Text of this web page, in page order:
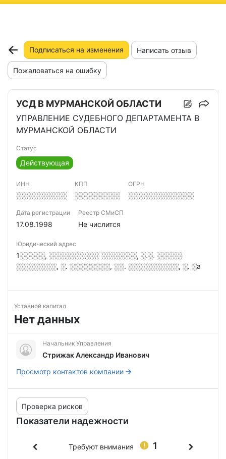
Подписаться на изменения Написать отзыв
Пожаловаться на ошибку
УСД В МУРМАНСКОЙ ОБЛАСТИ
УПРАВЛЕНИЕ СУДЕБНОГО ДЕПАРТАМЕНТА В
МУРМАНСКОЙ ОБЛАСТИ
Статус
Действующая
ИНН
░░░░░░░░░░
КПП
░░░░░░░░░
ОГРН
░░░░░░░░░░░░░
Дата регистрации
17.08.1998
Реестр СМиСП
Не числится
Юридический адрес
1░░░░░, ░░░░░░░░░░ ░░░░░░░, ░.░. ░░░░░
░░░░░░░░, ░. ░░░░░░░░, ░░. ░░░░░░░░░░, ░. ░а
Уставной капитал
Нет данных
Начальник Управления
Стрижак Александр Иванович
Просмотр контактов компании
Показатели надежности
Проверка рисков
1
Требуют внимания